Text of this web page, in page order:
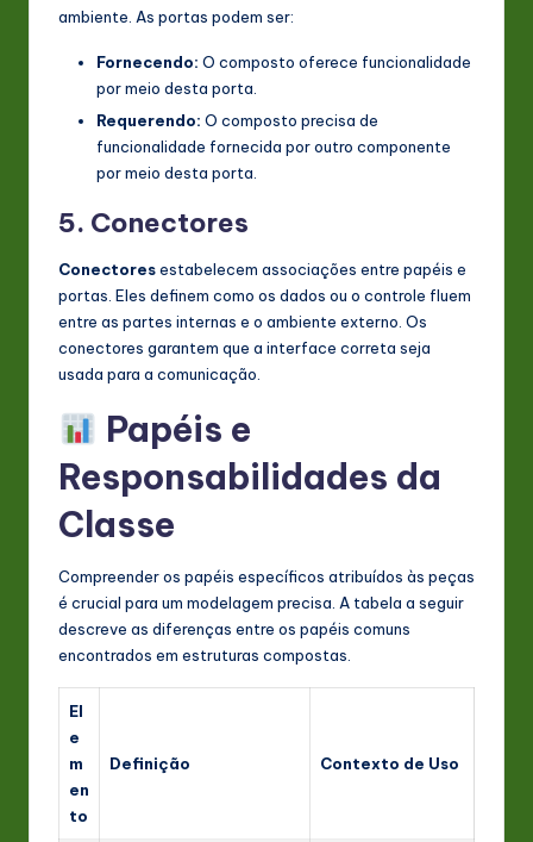
ambiente. As portas podem ser:
Fornecendo: O composto oferece funcionalidade
por meio desta porta.
Requerendo: O composto precisa de
funcionalidade fornecida por outro componente
por meio desta porta.
5. Conectores
Conectoresestabelecem associações entre papéis e
portas. Eles definem como os dados ou o controle fluem
entre as partes internas e o ambiente externo. Os
conectores garantem que a interface correta seja
usada para a comunicação.
Papéis e
Responsabilidades da
Classe
Compreender os papéis específicos atribuídos às peças
é crucial para um modelagem precisa. A tabela a seguir
descreve as diferenças entre os papéis comuns
encontrados em estruturas compostas.
El
e
m
en
to
Definição Contexto de Uso